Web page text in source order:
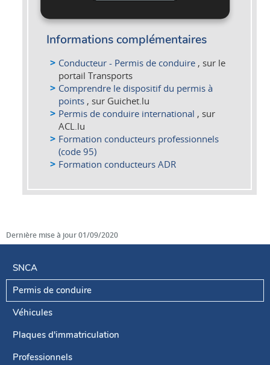
Informations complémentaires
Conducteur - Permis de conduire , sur le
portail Transports
Comprendre le dispositif du permis à
points , sur Guichet.lu
Permis de conduire international , sur
ACL.lu
Formation conducteurs professionnels
(code 95)
Formation conducteurs ADR
Dernière mise à jour01/09/2020
Menu
de
navigation
SNCA
Permis de conduire
Véhicules
Plaques d'immatriculation
Professionnels